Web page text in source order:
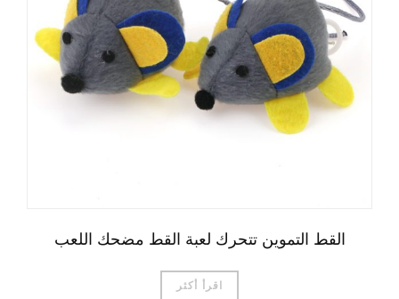
القط التموين تتحرك لعبة القط مضحك اللعب
اقرأ أكثر